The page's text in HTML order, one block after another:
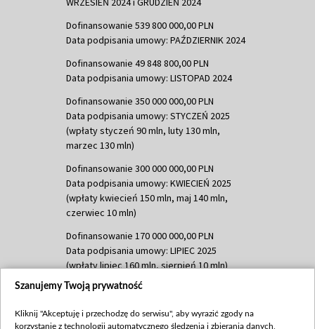
Dofinansowanie 539 800 000,00 PLN
Data podpisania umowy: PAŹDZIERNIK 2024
Dofinansowanie 49 848 800,00 PLN
Data podpisania umowy: LISTOPAD 2024
Dofinansowanie 350 000 000,00 PLN
Data podpisania umowy: STYCZEŃ 2025
(wpłaty styczeń 90 mln, luty 130 mln,
marzec 130 mln)
Dofinansowanie 300 000 000,00 PLN
Data podpisania umowy: KWIECIEŃ 2025
(wpłaty kwiecień 150 mln, maj 140 mln,
czerwiec 10 mln)
Dofinansowanie 170 000 000,00 PLN
Data podpisania umowy: LIPIEC 2025
(wpłaty lipiec 160 mln, sierpień 10 mln)
Dofinansowanie 60 000 000,00 PLN
(wpłata wrzesień 60 mln)
Szanujemy Twoją prywatność
Kliknij "Akceptuję i przechodzę do serwisu", aby wyrazić zgody na
korzystanie z technologii automatycznego śledzenia i zbierania danych,